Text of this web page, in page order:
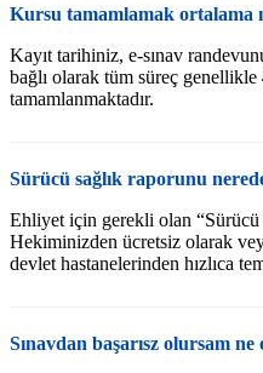
Kursu tamamlamak ortalama
Kayıt tarihiniz, e-sınav
bağlı olarak tüm süreç genellikle
tamamlanmaktadır.
Sürücü sağlık raporunu
Ehliyet için gerekli olan
Hekiminizden ücretsiz olarak
devlet hastanelerinden hızlıca
Sınavdan başarısz olursam